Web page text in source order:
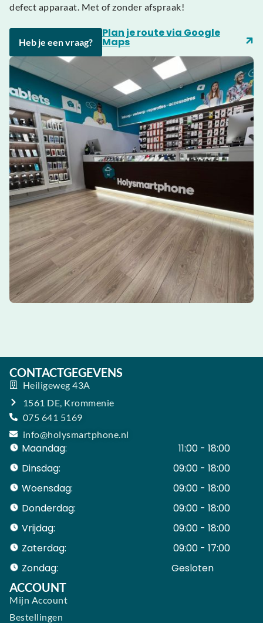
defect apparaat. Met of zonder afspraak!
Heb je een vraag?
Plan je route via Google
Maps
CONTACTGEGEVENS
Heiligeweg 43A
1561 DE, Krommenie
075 641 5169
info@holysmartphone.nl
Maandag:
11:00 - 18:00
Dinsdag:
09:00 - 18:00
Woensdag:
09:00 - 18:00
Donderdag:
09:00 - 18:00
Vrijdag:
09:00 - 18:00
Zaterdag:
09:00 - 17:00
Zondag:
Gesloten ​ ​ ​ ​ ​ ​ ​
ACCOUNT
Mijn Account
Bestellingen